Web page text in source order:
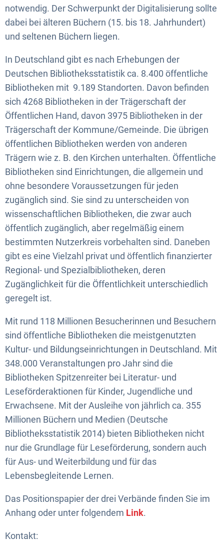
notwendig. Der Schwerpunkt der Digitalisierung sollte
dabei bei älteren Büchern (15. bis 18. Jahrhundert)
und seltenen Büchern liegen.
In Deutschland gibt es nach Erhebungen der
Deutschen Bibliotheksstatistik ca. 8.400 öffentliche
Bibliotheken mit 9.189 Standorten. Davon befinden
sich 4268 Bibliotheken in der Trägerschaft der
Öffentlichen Hand, davon 3975 Bibliotheken in der
Trägerschaft der Kommune/Gemeinde. Die übrigen
öffentlichen Bibliotheken werden von anderen
Trägern wie z. B. den Kirchen unterhalten. Öffentliche
Bibliotheken sind Einrichtungen, die allgemein und
ohne besondere Voraussetzungen für jeden
zugänglich sind. Sie sind zu unterscheiden von
wissenschaftlichen Bibliotheken, die zwar auch
öffentlich zugänglich, aber regelmäßig einem
bestimmten Nutzerkreis vorbehalten sind. Daneben
gibt es eine Vielzahl privat und öffentlich finanzierter
Regional- und Spezialbibliotheken, deren
Zugänglichkeit für die Öffentlichkeit unterschiedlich
geregelt ist.
Mit rund 118 Millionen Besucherinnen und Besuchern
sind öffentliche Bibliotheken die meistgenutzten
Kultur- und Bildungseinrichtungen in Deutschland. Mit
348.000 Veranstaltungen pro Jahr sind die
Bibliotheken Spitzenreiter bei Literatur- und
Leseförderaktionen für Kinder, Jugendliche und
Erwachsene. Mit der Ausleihe von jährlich ca. 355
Millionen Büchern und Medien (Deutsche
Bibliotheksstatistik 2014) bieten Bibliotheken nicht
nur die Grundlage für Leseförderung, sondern auch
für Aus- und Weiterbildung und für das
Lebensbegleitende Lernen.
Das Positionspapier der drei Verbände finden Sie im
Anhang oder unter folgendem Link.
Kontakt: